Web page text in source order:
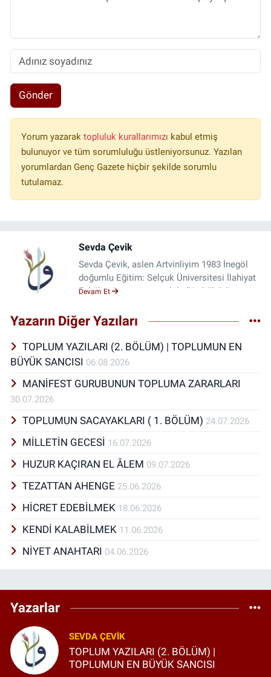
Gönder
Yorum yazarak topluluk kurallarımızı kabul etmiş
bulunuyor ve tüm sorumluluğu üstleniyorsunuz. Yazılan
yorumlardan Genç Gazete hiçbir şekilde sorumlu
tutulamaz.
Sevda Çevik
Sevda Çevik, aslen Artvinliyim 1983 İnegöl
doğumlu Eğitim: Selçuk Üniversitesi İlahiyat
Fakültesi mezunu meslek: Din kültürü ve
etmek, okumak, ney üflemek gibi hobilerim
Devam Et
Yazarın Diğer Yazıları
TOPLUM YAZILARI (2. BÖLÜM) | TOPLUMUN EN
BÜYÜK SANCISI 06.08.2026
MANİFEST GURUBUNUN TOPLUMA ZARARLARI
30.07.2026
TOPLUMUN SACAYAKLARI ( 1. BÖLÜM) 24.07.2026
MİLLETİN GECESİ 16.07.2026
HUZUR KAÇIRAN EL ÂLEM 09.07.2026
TEZATTAN AHENGE 25.06.2026
HİCRET EDEBİLMEK 18.06.2026
KENDİ KALABİLMEK 11.06.2026
NİYET ANAHTARI 04.06.2026
Yazarlar
SEVDA ÇEVIK
TOPLUM YAZILARI (2. BÖLÜM) |
TOPLUMUN EN BÜYÜK SANCISI